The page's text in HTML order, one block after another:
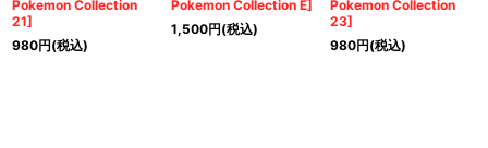
Pokemon Collection
21]
980円(税込)
Pokemon Collection E]
1,500円(税込)
Pokemon Collection
23]
980円(税込)